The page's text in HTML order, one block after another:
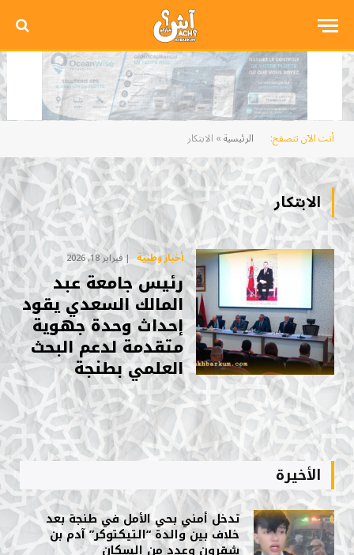
أنت الآن تتصفح: الرئيسية» الابتكار
الابتكار
أخبار وطنية فبراير 18, 2026
رئيس جامعة عبد
المالك السعدي يقود
إحداث وحدة جهوية
متقدمة لدعم البحث
العلمي بطنجة
الأخيرة
تدخل أمني بحي الأمل في طنجة بعد
خلاف بين والدة “التيكتوكر” آدم بن
شقرون وعدد من السكان